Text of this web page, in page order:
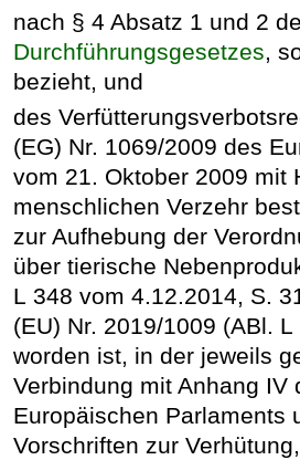
nach § 4 Absatz 1 und 2
Durchführungsgesetzes ,
bezieht, und
des
(EG) Nr. 1069/2009 des
vom 21. Oktober 2009 mit
menschlichen Verzehr
zur Aufhebung der
über tierische
L 348 vom 4.12.2014, S.
(EU) Nr. 2019/1009 (ABl.
worden ist, in der jeweils
Verbindung mit Anhang IV
Europäischen Parlaments
Vorschriften zur